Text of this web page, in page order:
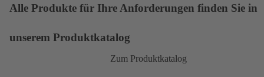
Alle Produkte für Ihre Anforderungen finden Sie in
unserem Produktkatalog
Zum Produktkatalog